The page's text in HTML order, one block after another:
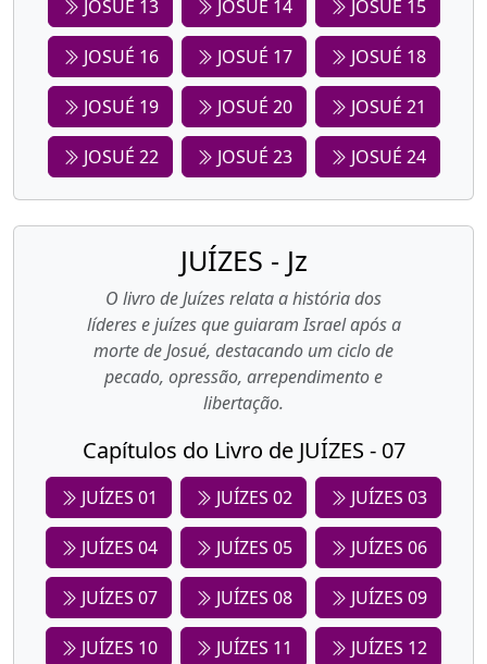
JOSUÉ 13 JOSUÉ 14 JOSUÉ 15
JOSUÉ 16 JOSUÉ 17 JOSUÉ 18
JOSUÉ 19 JOSUÉ 20 JOSUÉ 21
JOSUÉ 22 JOSUÉ 23 JOSUÉ 24
JUÍZES - Jz
O livro de Juízes relata a história dos
líderes e juízes que guiaram Israel após a
morte de Josué, destacando um ciclo de
pecado, opressão, arrependimento e
libertação.
Capítulos do Livro de JUÍZES - 07
JUÍZES 01 JUÍZES 02 JUÍZES 03
JUÍZES 04 JUÍZES 05 JUÍZES 06
JUÍZES 07 JUÍZES 08 JUÍZES 09
JUÍZES 10 JUÍZES 11 JUÍZES 12